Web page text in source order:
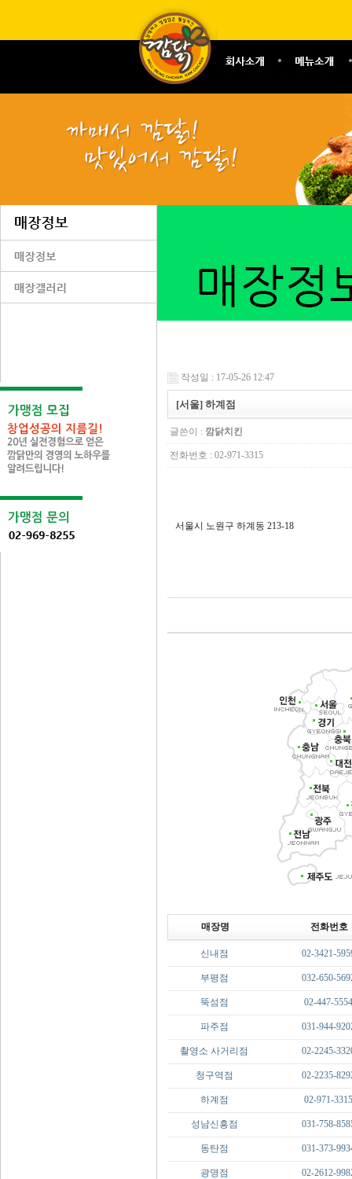
작성일 : 17-05-26 12:47
[서울] 하계점
글쓴이 : 깜닭치킨
전화번호 : 02-971-3315
서울시 노원구 하계동 213-18
매장명 전화번호
신내점 02-3421-
부평점 032-650-
뚝섬점 02-447-5554
파주점 031-944-
촬영소 사거리점 02-2245-
청구역점 02-2235-
하계점 02-971-3315
성남신흥점 031-758-
동탄점 031-373-
광명점 02-2612-